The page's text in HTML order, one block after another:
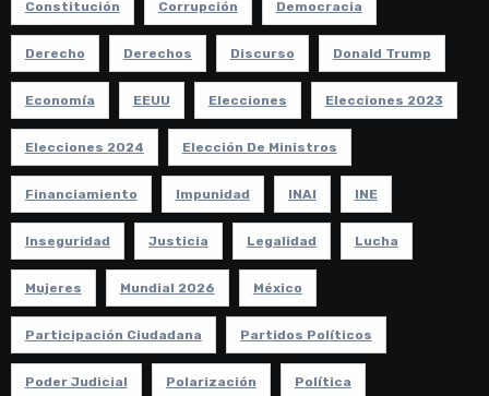
Constitución Corrupción Democracia
Derecho Derechos Discurso Donald Trump
Economía EEUU Elecciones Elecciones 2023
Elecciones 2024 Elección De Ministros
Financiamiento Impunidad INAI INE
Inseguridad Justicia Legalidad Lucha
Mujeres Mundial 2026 México
Participación Ciudadana Partidos Políticos
Poder Judicial Polarización Política